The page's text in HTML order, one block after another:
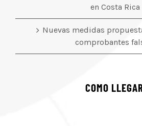
en Costa Rica
Nuevas medidas
comprobantes
COMO